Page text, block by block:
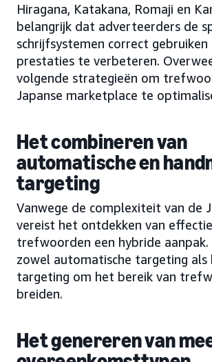
Hiragana, Katakana, Romaji en
belangrijk dat adverteerders de
schrijfsystemen correct gebruiken
prestaties te verbeteren.
volgende strategieën om
Japanse marketplace te
Het combineren van
automatische en
targeting
Vanwege de complexiteit van de
vereist het ontdekken van
trefwoorden een hybride aanpak.
zowel automatische targeting als
targeting om het bereik van
breiden.
Het genereren van